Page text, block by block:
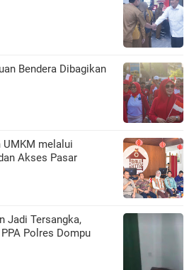
Bendera Dibagikan
melalui
Akses Pasar
Jadi Tersangka,
Polres Dompu